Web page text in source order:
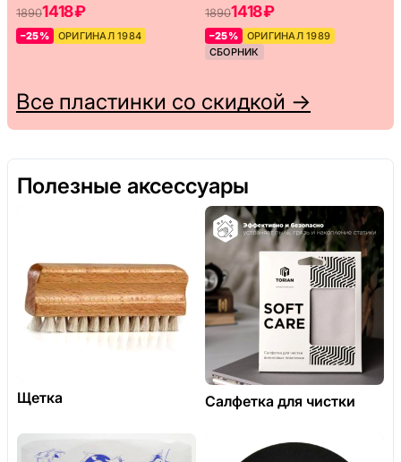
18901418 ₽
–25% ОРИГИНАЛ 1984
18901418 ₽
–25%
ОРИГИНАЛ 1989
СБОРНИК
Все пластинки со скидкой →
Полезные аксессуары
Щетка Салфетка для чистки